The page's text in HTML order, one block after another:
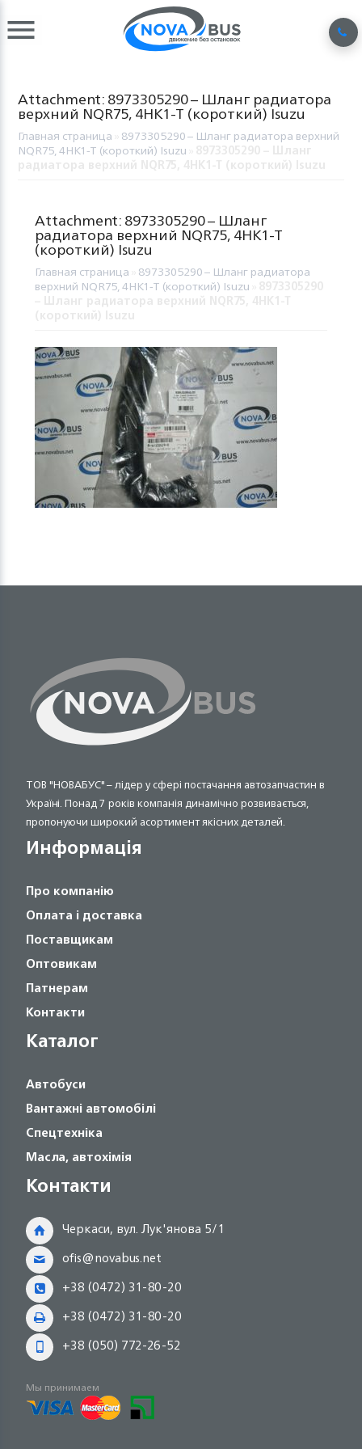
Attachment: 8973305290 – Шланг радиатора
верхний NQR75, 4HK1-T (короткий) Isuzu
Главная страница 8973305290 – Шланг радиатора верхний
NQR75, 4HK1-T (короткий) Isuzu
Attachment: 8973305290 – Шланг
радиатора верхний NQR75, 4HK1-T
(короткий) Isuzu
Главная страница 8973305290 – Шланг радиатора
верхний NQR75, 4HK1-T (короткий) Isuzu
ТОВ "НОВАБУС" – лідер у сфері постачання автозапчастин в
Україні. Понад 7 років компанія динамічно розвивається,
пропонуючи широкий асортимент якісних деталей.
Информація
Про компанію
Оплата і доставка
Поставщикам
Оптовикам
Патнерам
Контакти
Каталог
Автобуси
Вантажні автомобілі
Спецтехніка
Масла, автохімія
Контакти
Черкаси, вул. Лук'янова 5/1
ofis@novabus.net
+38 (0472) 31-80-20
+38 (0472) 31-80-20
+38 (050) 772-26-52
Мы принимаем